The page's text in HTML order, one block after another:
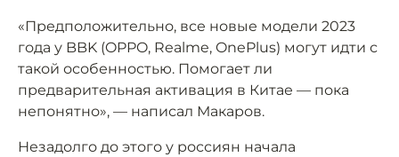
«Предположительно, все новые модели 2023
года у BBK (OPPO, Realme, OnePlus) могут идти с
такой особенностью. Помогает ли
предварительная активация в Китае — пока
непонятно», — написал Макаров.
Незадолго до этого у россиян начала